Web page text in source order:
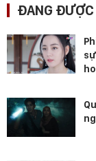
ĐANG ĐƯỢC